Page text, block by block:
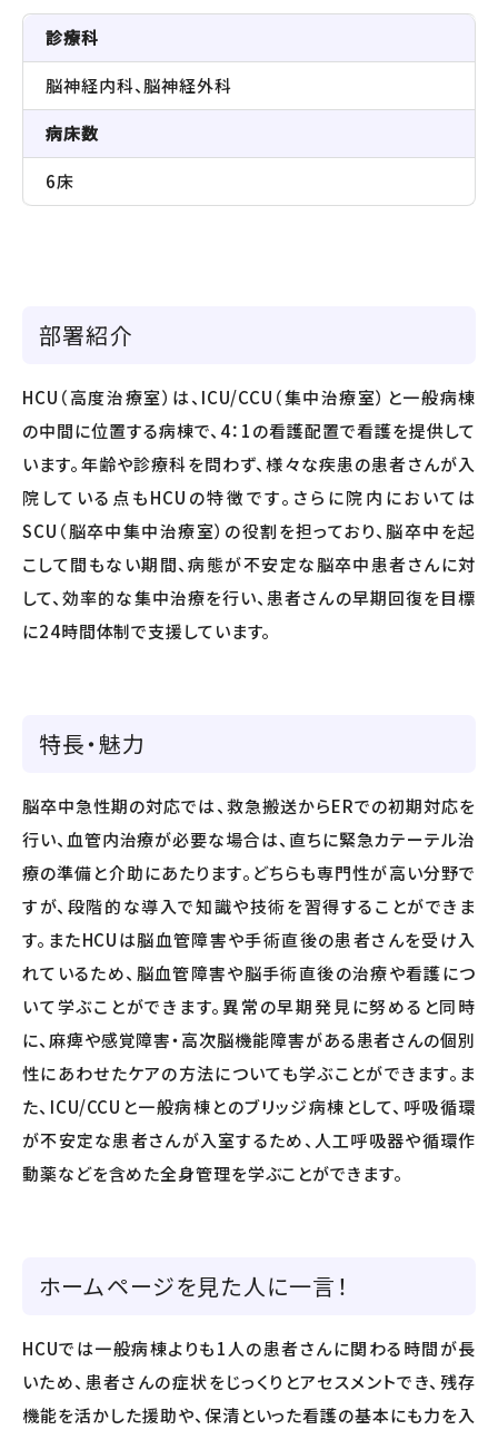
診療科
脳神経内科、脳神経外科
病床数
6床
部署紹介
HCU（高度治療室）は、ICU/CCU（集中治療室）と一般病棟
の中間に位置する病棟で、4：1の看護配置で看護を提供して
います。年齢や診療科を問わず、様々な疾患の患者さんが入
院している点もHCUの特徴です。さらに院内においては
SCU（脳卒中集中治療室）の役割を担っており、脳卒中を起
こして間もない期間、病態が不安定な脳卒中患者さんに対
して、効率的な集中治療を行い、患者さんの早期回復を目標
に24時間体制で支援しています。
特長・魅力
脳卒中急性期の対応では、救急搬送からERでの初期対応を
行い、血管内治療が必要な場合は、直ちに緊急カテーテル治
療の準備と介助にあたります。どちらも専門性が高い分野で
すが、段階的な導入で知識や技術を習得することができま
す。またHCUは脳血管障害や手術直後の患者さんを受け入
れているため、脳血管障害や脳手術直後の治療や看護につ
いて学ぶことができます。異常の早期発見に努めると同時
に、麻痺や感覚障害・高次脳機能障害がある患者さんの個別
性にあわせたケアの方法についても学ぶことができます。ま
た、ICU/CCUと一般病棟とのブリッジ病棟として、呼吸循環
が不安定な患者さんが入室するため、人工呼吸器や循環作
動薬などを含めた全身管理を学ぶことができます。
ホームページを見た人に一言！
HCUでは一般病棟よりも1人の患者さんに関わる時間が長
いため、患者さんの症状をじっくりとアセスメントでき、残存
機能を活かした援助や、保清といった看護の基本にも力を入